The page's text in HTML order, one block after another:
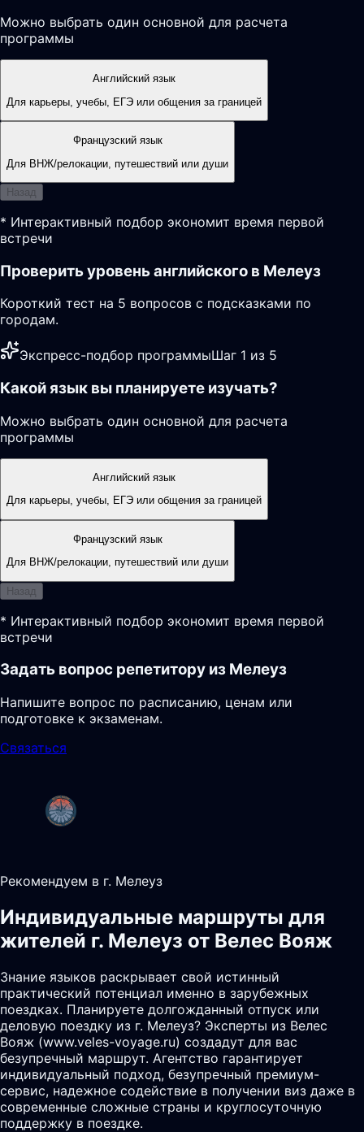
Можно выбрать один основной для расчета
программы
Английский язык
Для карьеры, учебы, ЕГЭ или общения за границей
Французский язык
Для ВНЖ/релокации, путешествий или души
Назад
* Интерактивный подбор экономит время первой
встречи
Проверить уровень английского в Мелеуз
Короткий тест на 5 вопросов с подсказками по
городам.
Экспресс-подбор программыШаг 1 из 5
Какой язык вы планируете изучать?
Можно выбрать один основной для расчета
программы
Английский язык
Для карьеры, учебы, ЕГЭ или общения за границей
Французский язык
Для ВНЖ/релокации, путешествий или души
Назад
* Интерактивный подбор экономит время первой
встречи
Задать вопрос репетитору из Мелеуз
Напишите вопрос по расписанию, ценам или
подготовке к экзаменам.
Связаться
Рекомендуем в г. Мелеуз
Индивидуальные маршруты для
жителей г. Мелеуз от Велес Вояж
Знание языков раскрывает свой истинный
практический потенциал именно в зарубежных
поездках. Планируете долгожданный отпуск или
деловую поездку из г. Мелеуз? Эксперты из Велес
Вояж (www.veles-voyage.ru) создадут для вас
безупречный маршрут. Агентство гарантирует
индивидуальный подход, безупречный премиум-
сервис, надежное содействие в получении виз даже в
современные сложные страны и круглосуточную
поддержку в поездке.